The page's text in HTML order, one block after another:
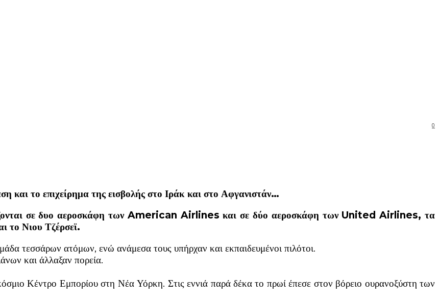
0
και το επιχείρημα της εισβολής στο Ιράκ και στο Αφγανιστάν…
σε δυο αεροσκάφη των American Airlines και σε δύο αεροσκάφη των United Airlines, τα
το Νιου Τζέρσεϊ.
τεσσάρων ατόμων, ενώ ανάμεσα τους υπήρχαν και εκπαιδευμένοι πιλότοι.
και άλλαξαν πορεία.
Κέντρο Εμπορίου στη Νέα Υόρκη. Στις εννιά παρά δέκα το πρωί έπεσε στον βόρειο ουρανοξύστη των